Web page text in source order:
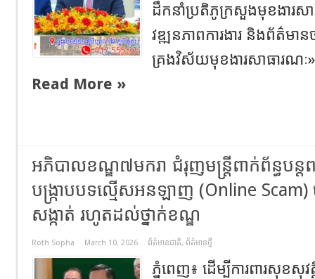
ដឹកនាំប្រតិភូក្រសួងមុខងារស
វឌ្ឍនភាពការងារ និងព័ត៌មា
គ្រងវិស័យមុខងារសាធារណៈ
Read More »
អភិបាលខណ្ឌ៧មករា ជំរុញមន្រ្តីពាក់ព័ន្ធបន្តព
បង្ក្រាបបទល្មើសអនឡាញ (Online Scam)
សង្កាត់ រហូតដល់ថ្នាក់ខណ្ឌ
Roth Sopha March 10, 2026 ព័ត៌មានជាតិ, ព័ត៌មានថ្មី
ភ្នំពេញ៖ ដើម្បីការពារសុខសុវ